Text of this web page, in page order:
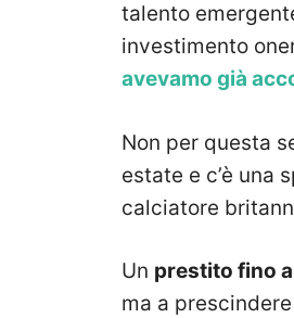
talento
investimento
avevamo già
Non per questa
estate e c’è una
calciatore
Un prestito fino
ma a